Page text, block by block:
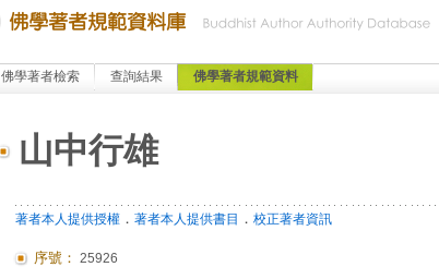
佛學著者檢索 查詢結果 佛學著者規範資料
山中行雄
著者本人提供授權． 著者本人提供書目 ． 校正著者資訊
序號： 25926